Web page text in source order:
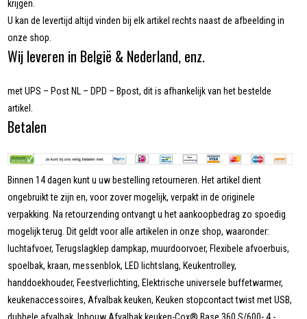
krijgen.
U kan de levertijd altijd vinden bij elk artikel rechts naast de afbeelding in
onze shop.
Wij leveren in België & Nederland, enz.
met UPS – Post NL – DPD – Bpost, dit is afhankelijk van het bestelde
artikel.
Betalen
Binnen 14 dagen kunt u uw bestelling retourneren. Het artikel dient
ongebruikt te zijn en, voor zover mogelijk, verpakt in de originele
verpakking. Na retourzending ontvangt u het aankoopbedrag zo spoedig
mogelijk terug. Dit geldt voor alle artikelen in onze shop, waaronder:
luchtafvoer, Terugslagklep dampkap, muurdoorvoer, Flexibele afvoerbuis,
spoelbak, kraan, messenblok, LED lichtslang, Keukentrolley,
handdoekhouder, Feestverlichting, Elektrische universele buffetwarmer,
keukenaccessoires, Afvalbak keuken, Keuken stopcontact twist met USB,